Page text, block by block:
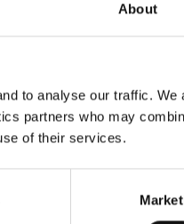
About
to analyse our traffic. We
partners who may
of their services.
holistički doprineli
Declaration)
EU Ecolabel, sa
za spoljašnjost,porodice
i izdržljivih nijansi